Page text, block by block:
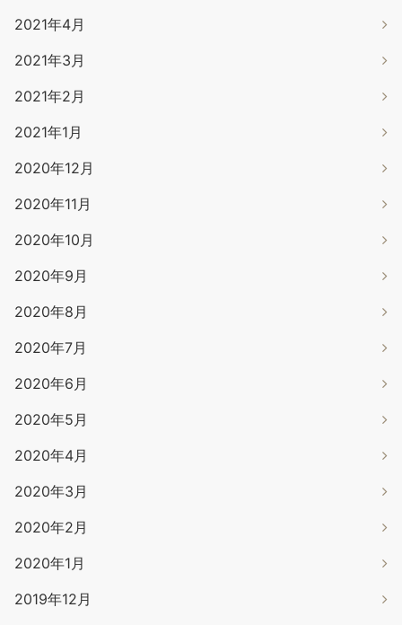
2021年4月
2021年3月
2021年2月
2021年1月
2020年12月
2020年11月
2020年10月
2020年9月
2020年8月
2020年7月
2020年6月
2020年5月
2020年4月
2020年3月
2020年2月
2020年1月
2019年12月